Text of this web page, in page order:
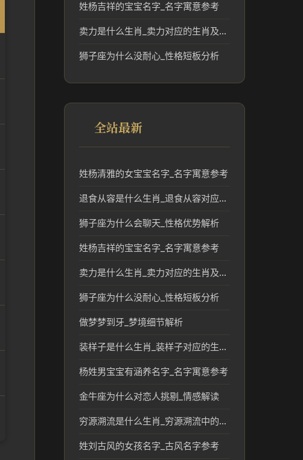
姓杨吉祥的宝宝名字_名字寓意参考
卖力是什么生肖_卖力对应的生肖及文化含义分析
狮子座为什么没耐心_性格短板分析
全站最新
姓杨清雅的女宝宝名字_名字寓意参考
退食从容是什么生肖_退食从容对应生肖的传统文化解读
狮子座为什么会聊天_性格优势解析
姓杨吉祥的宝宝名字_名字寓意参考
卖力是什么生肖_卖力对应的生肖及文化含义分析
狮子座为什么没耐心_性格短板分析
做梦梦到牙_梦境细节解析
装样子是什么生肖_装样子对应的生肖含义与文化解读
杨姓男宝宝有涵养名字_名字寓意参考
金牛座为什么对恋人挑剔_情感解读
穷源溯流是什么生肖_穷源溯流中的生肖传统说法分析
姓刘古风的女孩名字_古风名字参考